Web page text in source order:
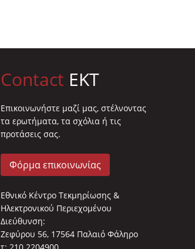
Contact EKT
Επικοινωνήστε μαζί μας, στέλνοντας
τα ερωτήματα, τα σχόλια ή τις
προτάσεις σας.
Φόρμα επικοινωνίας
Εθνικό Κέντρο Τεκμηρίωσης &
Ηλεκτρονικού Περιεχομένου
Διεύθυνση:
Ζεφύρου 56, 17564 Παλαιό Φάληρο